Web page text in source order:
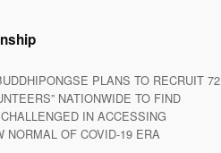
PLANS TO RECRUIT 72
NATIONWIDE TO FIND
IN ACCESSING
NORMAL OF COVID-19 ERA